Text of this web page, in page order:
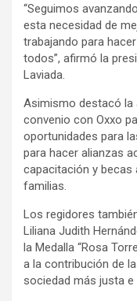
“Seguimos
esta necesidad de
trabajando para
todos”, afirmó la
Laviada.
Asimismo destacó la
convenio con Oxxo
oportunidades para
para hacer alianzas
capacitación y becas
familias.
Los regidores
Liliana Judith
la Medalla “Rosa
a la contribución de
sociedad más justa e